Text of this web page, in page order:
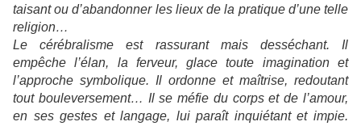
taisant ou d’abandonner les lieux de la pratique d’une telle
religion…
Le cérébralisme est rassurant mais desséchant. Il
empêche l’élan, la ferveur, glace toute imagination et
l’approche symbolique. Il ordonne et maîtrise, redoutant
tout bouleversement… Il se méfie du corps et de l’amour,
en ses gestes et langage, lui paraît inquiétant et impie.